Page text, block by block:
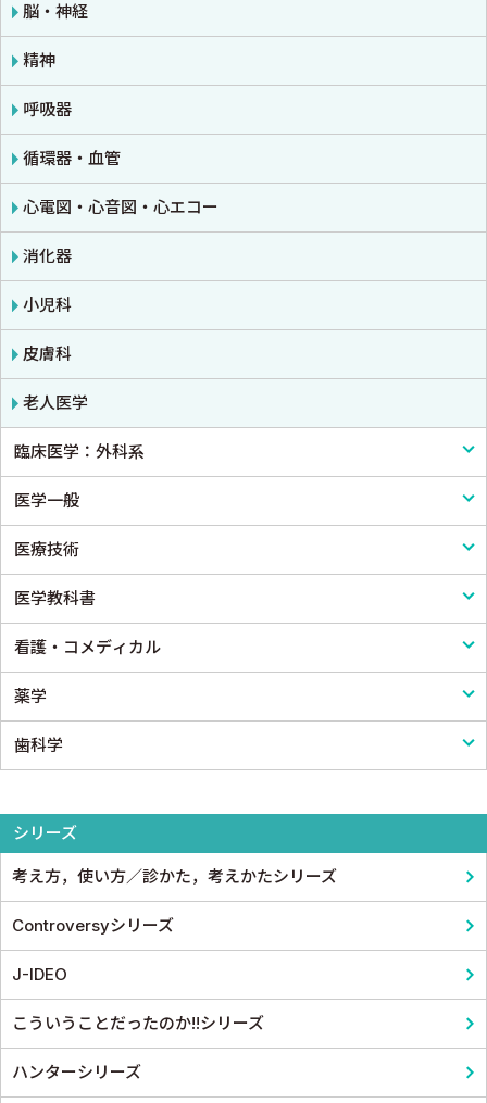
薬物療法
東洋医学・漢方医学
脳・神経
精神
呼吸器
循環器・血管
心電図・心音図・心エコー
消化器
小児科
皮膚科
老人医学
臨床医学：外科系
外科学一般
脳神経外科
心臓・血管外科
消化器外科
小児外科
形成外科
スポーツ医学
医学一般
医学一般・医学概論
医療制度
病院管理
医療統計
論文・医学情報
医療技術
リハビリテーション技術
鍼灸・柔道整復
医学教科書
医学教科書
看護・コメディカル
看護
看護教科書
薬学
薬学
歯科学
シリーズ
考え方，使い方／診かた，考えかたシリーズ
Controversyシリーズ
J-IDEO
こういうことだったのか!!シリーズ
ハンターシリーズ